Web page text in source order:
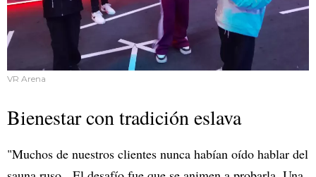
VR Arena
Bienestar con tradición eslava
"Muchos de nuestros clientes nunca habían oído hablar del